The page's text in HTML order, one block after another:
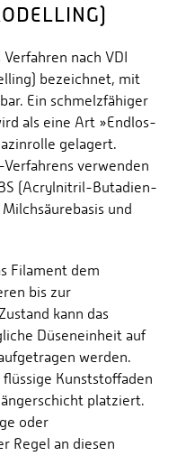
nach VDI
bezeichnet, mit
Ein schmelzfähiger
als eine Art »Endlos-
gelagert.
verwenden
(Acrylnitril-Butadien-
und
Filament dem
bis zur
kann das
Düseneinheit auf
werden.
Kunststoffaden
platziert.
oder
Regel an diesen